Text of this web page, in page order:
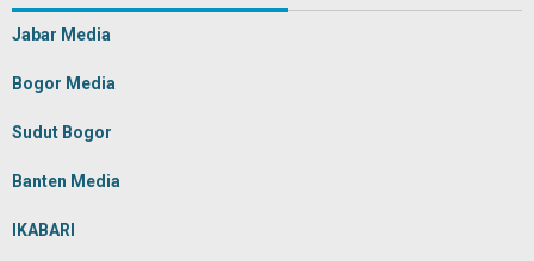
Jabar Media
Bogor Media
Sudut Bogor
Banten Media
IKABARI